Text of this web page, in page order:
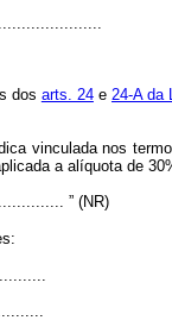
dos arts. 24e24-A da
vinculada nos
a alíquota de
” (NR)